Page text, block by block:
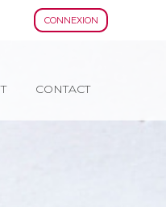
CONNEXION
CONTACT